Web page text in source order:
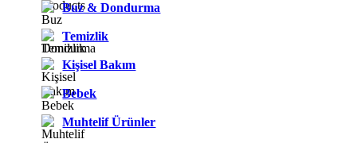
Buz & Dondurma
Temizlik
Kişisel Bakım
Bebek
Muhtelif Ürünler